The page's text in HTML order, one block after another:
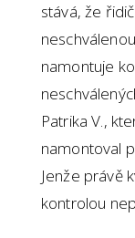
stává, že
namontuje
Patrika V.,
namontoval
Jenže právě
kontrolou